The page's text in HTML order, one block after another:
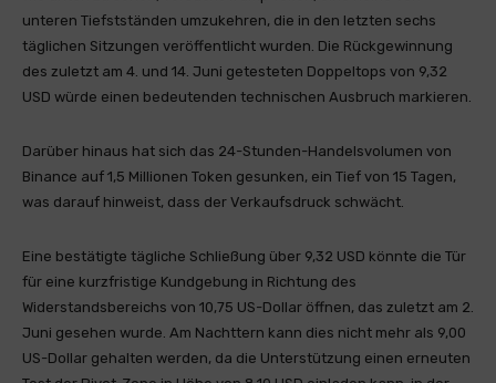
unteren Tiefstständen umzukehren, die in den letzten sechs
täglichen Sitzungen veröffentlicht wurden. Die Rückgewinnung
des zuletzt am 4. und 14. Juni getesteten Doppeltops von 9,32
USD würde einen bedeutenden technischen Ausbruch markieren.
Darüber hinaus hat sich das 24-Stunden-Handelsvolumen von
Binance auf 1,5 Millionen Token gesunken, ein Tief von 15 Tagen,
was darauf hinweist, dass der Verkaufsdruck schwächt.
Eine bestätigte tägliche Schließung über 9,32 USD könnte die Tür
für eine kurzfristige Kundgebung in Richtung des
Widerstandsbereichs von 10,75 US-Dollar öffnen, das zuletzt am 2.
Juni gesehen wurde. Am Nachttern kann dies nicht mehr als 9,00
US-Dollar gehalten werden, da die Unterstützung einen erneuten